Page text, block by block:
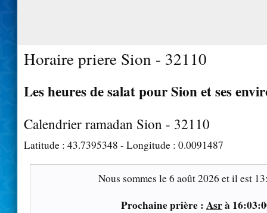
Horaire priere Sion - 32110
Les heures de salat pour Sion et ses
Calendrier ramadan Sion - 32110
Latitude : 43.7395348 - Longitude : 0.0091487
Nous sommes le6 août 2026 et il est
Prochaine prière : Asrà